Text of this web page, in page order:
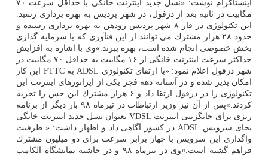
اینستاگرام نوشت: «نسل جدید اینترنت خانگی با حداقل سرعت ۷۰
مگابیت در ثانیه بعد از دزفول، در شهر پردیس به بهره برداری رسید.
این تكنولوژی در فاز ۸ شهر پردیس رودهن به بهره برداری رسیده و
حدود ۲۸ هزار مشترك می توانند از این فنآوری كه با سرمایه گذاری
بخش خصوصی انجام شده است، بهره ببرند.»وی با اشاره به افزایش
حداكثر سرعت اینترنت خانگی از ۱۶ مگابیت به حداقل ۷۰ مگابیت در
شهر دزفول اعلام نمود: «با ارتقای تكنولوژی ADSL به FTTC این كار
امكان پذیر شده و در آستانه دهه فجر یكی از اپراتورهای اینترنت این
تكنولوژی را در دزفول ارتقا داد و ۶ هزار مشترك این حس را تجربه
كردند.»پس از آن نیز وزیر ارتباطات در تیرماه ۹۸ بار دیگر از برنامه
ریزی برای جایگزینی اینترنت VDSL بعنوان نسل جدید اینترنت خانگی
بجای سرویس ADSL در كشور آگاهی داد و اظهار داشت: « ظرفیت
واگذاری این سرویس با چهار برابر سرعت برای دو میلیون مشترك
فراهم گشته است.»وی در تیرماه ۹۸ و در حاشیه نمایشگاه الكامپ